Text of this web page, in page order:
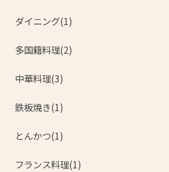
ダイニング(1)
多国籍料理(2)
中華料理(3)
鉄板焼き(1)
とんかつ(1)
フランス料理(1)